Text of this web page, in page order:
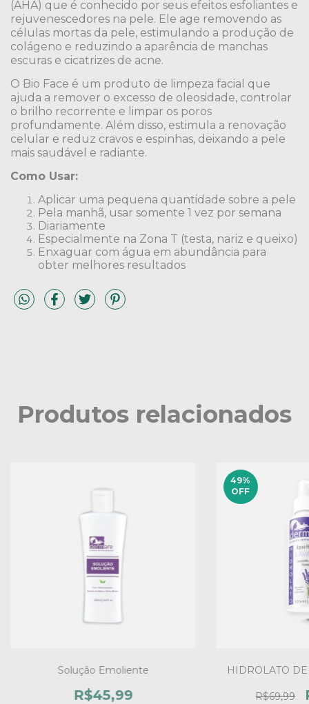
(AHA) que é conhecido por seus efeitos esfoliantes e
rejuvenescedores na pele. Ele age removendo as
células mortas da pele, estimulando a produção de
colágeno e reduzindo a aparência de manchas
escuras e cicatrizes de acne.
O Bio Face é um produto de limpeza facial que
ajuda a remover o excesso de oleosidade, controlar
o brilho recorrente e limpar os poros
profundamente. Além disso, estimula a renovação
celular e reduz cravos e espinhas, deixando a pele
mais saudável e radiante.
Como Usar:
Aplicar uma pequena quantidade sobre a pele
Pela manhã, usar somente 1 vez por semana
Diariamente
Especialmente na Zona T (testa, nariz e queixo)
Enxaguar com água em abundância para
obter melhores resultados
Produtos relacionados
Solução Emoliente
R$45,99
49%
OFF
HIDROLATO
R$69,99